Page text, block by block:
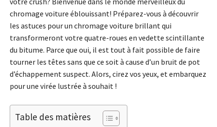
chromage voiture éblouissant! Préparez-vous à découvrir
les astuces pour un chromage voiture brillant qui
transformeront votre quatre-roues en vedette scintillante
du bitume. Parce que oui, il est tout à fait possible de faire
tourner les têtes sans que ce soit à cause d’un bruit de pot
d’échappement suspect. Alors, cirez vos yeux, et embarquez
pour une virée lustrée à souhait !
Table des matières